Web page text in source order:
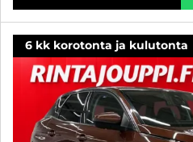
6 kk korotonta ja kulutonta